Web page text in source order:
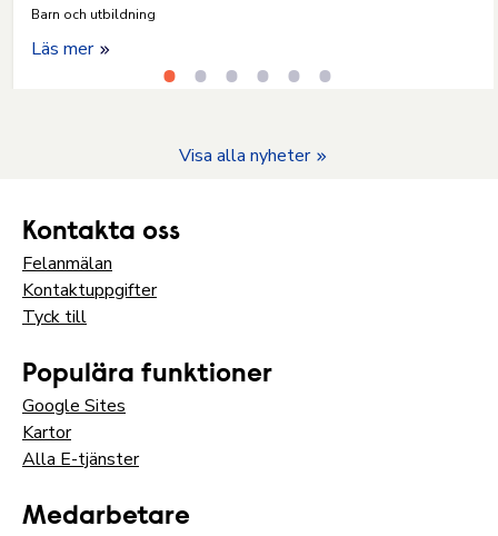
Barn och utbildning
Läs mer
Visa alla nyheter
Kontakta oss
Felanmälan
Kontaktuppgifter
Tyck till
Populära funktioner
Google Sites
Kartor
Alla E-tjänster
Medarbetare